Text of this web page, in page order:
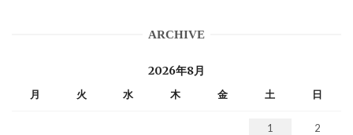
ARCHIVE
2026年8月
月 火 水 木 金 土 日
1 2